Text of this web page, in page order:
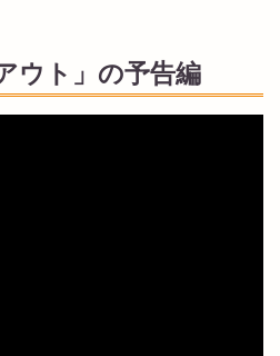
ウト」の予告編